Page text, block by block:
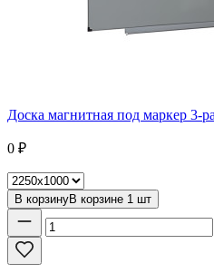
Доска магнитная под маркер 3-
0 ₽
В корзинуВ корзине 1 шт